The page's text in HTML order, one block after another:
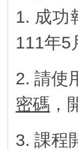
1. 成功
111年5
2. 請使
密碼 ，
3. 課程